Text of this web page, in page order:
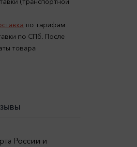
по тарифам
по СПб. После
товара
России и